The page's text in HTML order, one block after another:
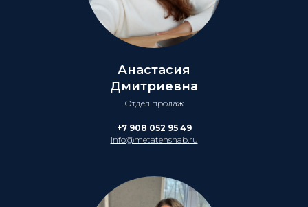
Анастасия
Дмитриевна
Отдел продаж
+7 908 052 95 49
info@metatehsnab.ru